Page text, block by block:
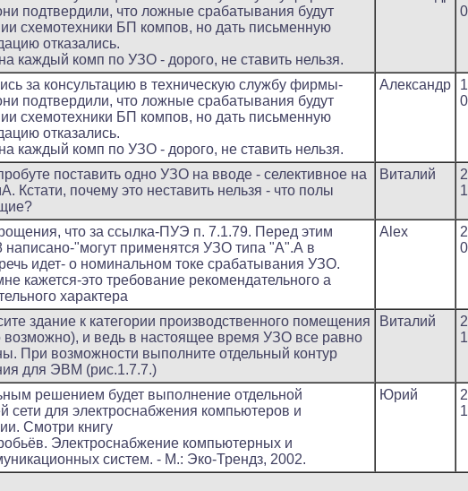
подтвердили, что ложные срабатывания будут
схемотехники БП компов, но дать письменную
отказались.
каждый комп по УЗО - дорого, не ставить нельзя.
за консультацию в техническую службу фирмы-
подтвердили, что ложные срабатывания будут
схемотехники БП компов, но дать письменную
отказались.
каждый комп по УЗО - дорого, не ставить нельзя.
Александр
поставить одно УЗО на вводе - селективное на
Кстати, почему это неставить нельзя - что полы
Виталий
что за ссылка-ПУЭ п. 7.1.79. Перед этим
написано-"могут применятся УЗО типа "А".А в
идет- о номинальном токе срабатывания УЗО.
кажется-это требование рекомендательного а
характера
Alex
здание к категории производственного помещения
возможно), и ведь в настоящее время УЗО все равно
При возможности выполните отдельный контур
для ЭВМ (рис.1.7.7.)
Виталий
решением будет выполнение отдельной
сети для электроснабжения компьютеров и
Смотри книгу
Электроснабжение компьютерных и
систем. - М.: Эко-Трендз, 2002.
Юрий